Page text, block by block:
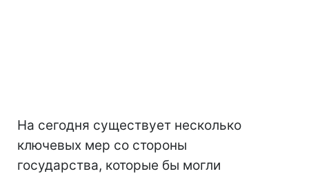
На сегодня существует несколько
ключевых мер со стороны
государства, которые бы могли